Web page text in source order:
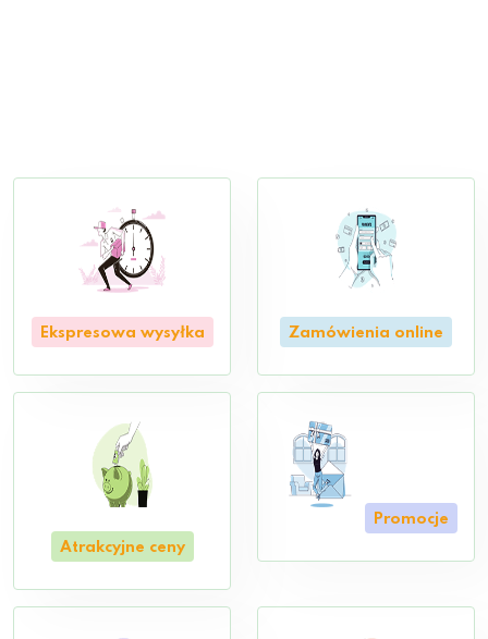
Ekspresowa wysyłka Zamówienia online
Atrakcyjne ceny
Promocje